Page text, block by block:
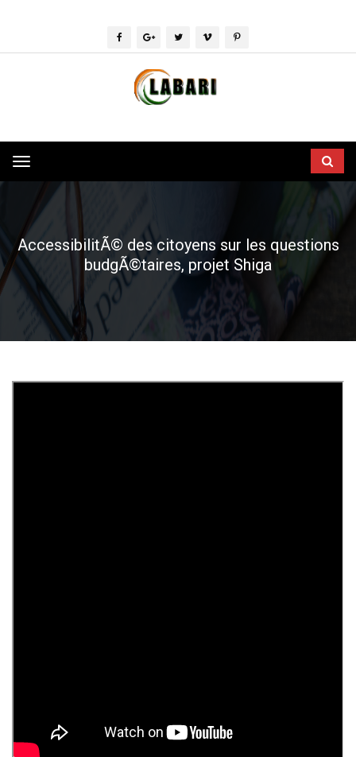
Toggle
navigation
AccessibilitÃ© des citoyens sur les questions
budgÃ©taires, projet Shiga